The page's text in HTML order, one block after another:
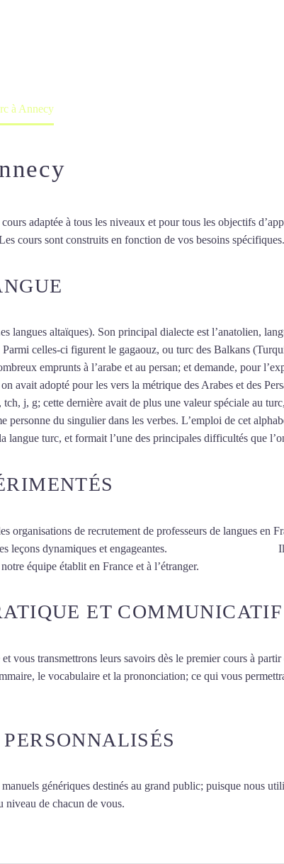
à Annecy
adaptée à tous les niveaux et pour tous les objectifs
cours sont construits en fonction de vos besoins spécifiques.
langues altaïques). Son principal dialecte est l’anatolien,
Parmi celles-ci figurent le gagaouz, ou turc des Balkans
emprunts à l’arabe et au persan; et demande, pour
avait adopté pour les vers la métrique des Arabes et des
j, g; cette dernière avait de plus une valeur spéciale au
du singulier dans les verbes. L’emploi de cet
langue turc, et formait l’une des principales difficultés que
organisations de recrutement de professeurs de langues
leçons dynamiques et engageantes.
équipe établit en France et à l’étranger.
ET COMMUNICATIF
vous transmettrons leurs savoirs dès le premier cours à
le vocabulaire et la prononciation; ce qui vous
génériques destinés au grand public; puisque nous
niveau de chacun de vous.